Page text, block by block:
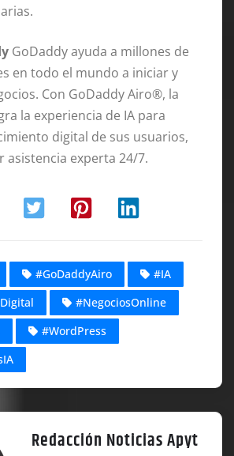
GoDaddy ayuda a millones de
en todo el mundo a iniciar y
Con GoDaddy Airo®, la
la experiencia de IA para
digital de sus usuarios,
asistencia experta 24/7.
#GoDaddyAiro
#IA
#NegociosOnline
#WordPress
Redacción Noticias Apyt